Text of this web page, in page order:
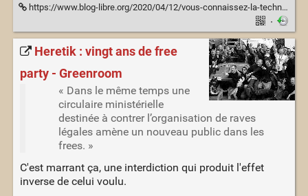
https://www.blog-libre.org/2020/04/12/vous-connaissez-la-techno-belge/
·
Heretik : vingt ans de free
party - Greenroom
« Dans le même temps une
circulaire ministérielle
destinée à contrer l’organisation de raves
légales amène un nouveau public dans les
frees. »
C'est marrant ça, une interdiction qui produit l'effet
inverse de celui voulu.